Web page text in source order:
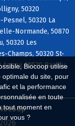
Biocoop utilise
du site, pour
et la performance
en toute
tout moment en
vous ?
50320
Pesnel, 50320 La
Normande, 50870
50320 Les
Champs, 50320 St-
50530 Bacilly,